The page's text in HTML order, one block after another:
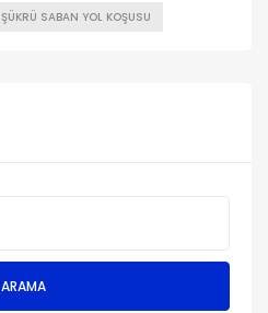
ŞÜKRÜ SABAN YOL KOŞUSU
ARAMA